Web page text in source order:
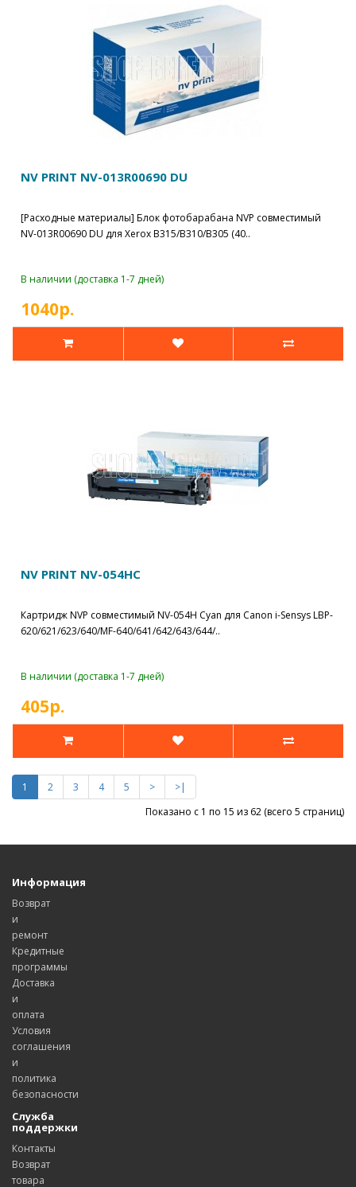
NV PRINT NV-013R00690 DU
[Расходные материалы] Блок фотобарабана NVP совместимый
NV-013R00690 DU для Xerox B315/B310/B305 (40..
В наличии (доставка 1-7 дней)
1040р.
NV PRINT NV-054HC
Картридж NVP совместимый NV-054H Cyan для Canon i-Sensys LBP-
620/621/623/640/MF-640/641/642/643/644/..
В наличии (доставка 1-7 дней)
405р.
1 2 3 4 5 >
>|
Показано с 1 по 15 из 62 (всего 5 страниц)
Информация
Возврат
и
ремонт
Кредитные
программы
Доставка
и
оплата
Условия
соглашения
и
политика
безопасности
Служба
поддержки
Контакты
Возврат
товара